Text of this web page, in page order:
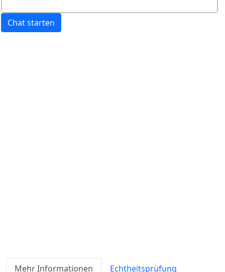
Chat starten
Mehr Informationen Echtheitsprüfung